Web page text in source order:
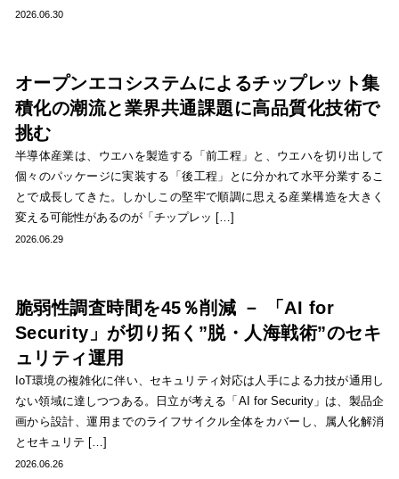
2026.06.30
オープンエコシステムによるチップレット集
積化の潮流と業界共通課題に高品質化技術で
挑む
半導体産業は、ウエハを製造する「前工程」と、ウエハを切り出して
個々のパッケージに実装する「後工程」とに分かれて水平分業するこ
とで成長してきた。しかしこの堅牢で順調に思える産業構造を大きく
変える可能性があるのが「チップレッ […]
2026.06.29
脆弱性調査時間を45％削減 － 「AI for
Security」が切り拓く”脱・人海戦術”のセキ
ュリティ運用
IoT環境の複雑化に伴い、セキュリティ対応は人手による力技が通用し
ない領域に達しつつある。日立が考える「AI for Security」は、製品企
画から設計、運用までのライフサイクル全体をカバーし、属人化解消
とセキュリテ […]
2026.06.26